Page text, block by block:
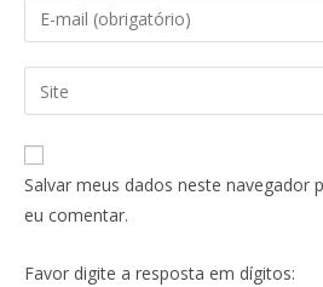
Salvar meus dados neste navegador
eu comentar.
Favor digite a resposta em dígitos: